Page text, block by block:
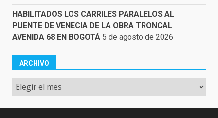
HABILITADOS LOS CARRILES PARALELOS AL
PUENTE DE VENECIA DE LA OBRA TRONCAL
AVENIDA 68 EN BOGOTÁ 5 de agosto de 2026
ARCHIVO
Archivo